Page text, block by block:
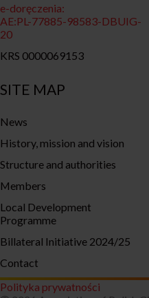
SITE MAP
News
History, mission and vision
Structure and authorities
Members
Local Development
Programme
Billateral Initiative 2024/25
Contact
e-doręczenia:
AE:PL-77885-98583-DBUIG-
20
KRS 0000069153
Polityka prywatności